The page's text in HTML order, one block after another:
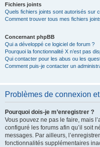
Fichiers joints
Quels fichiers joints sont autorisés sur
Comment trouver tous mes fichiers
Concernant phpBB
Qui a développé ce logiciel de forum ?
Pourquoi la fonctionnalité X n’est pas
Qui contacter pour les abus ou les
Comment puis-je contacter un
Problèmes de connexion
Pourquoi dois-je m’enregistrer ?
Vous pouvez ne pas le faire, mais
configuré les forums afin qu’il soit
messages. Par ailleurs,
fonctionnalités supplémentaires